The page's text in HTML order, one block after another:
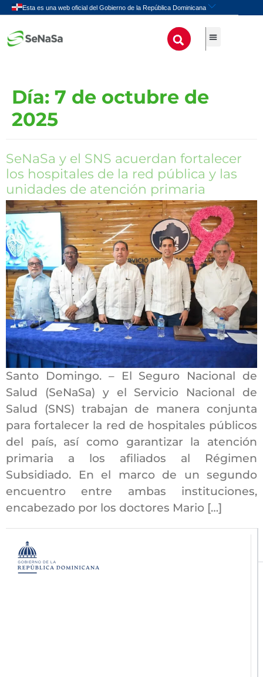
Día: 7 de octubre de
2025
SeNaSa y el SNS acuerdan fortalecer
los hospitales de la red pública y las
unidades de atención primaria
Santo Domingo. – El Seguro Nacional de
Salud (SeNaSa) y el Servicio Nacional de
Salud (SNS) trabajan de manera conjunta
para fortalecer la red de hospitales públicos
del país, así como garantizar la atención
primaria a los afiliados al Régimen
Subsidiado. En el marco de un segundo
encuentro entre ambas instituciones,
encabezado por los doctores Mario […]